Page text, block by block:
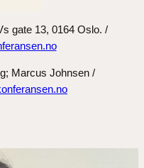
gate 13, 0164 Oslo. /
Marcus Johnsen /